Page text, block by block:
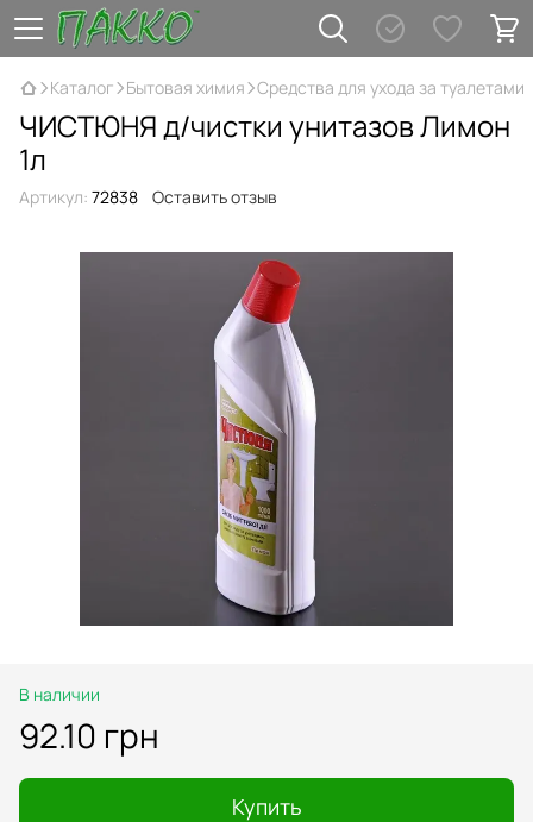
Каталог Бытовая химия Средства для ухода за туалетами
ЧИСТЮНЯ д/чистки унитазов Лимон
1л
Артикул: 72838 Оставить отзыв
В наличии
92.10 грн
Купить